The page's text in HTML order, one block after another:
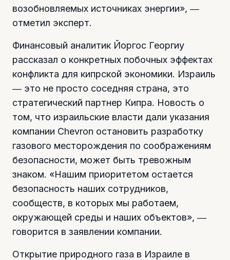
возобновляемых источниках энергии», ―
отметил эксперт.
Финансовый аналитик Йоргос Георгиу
рассказал о конкретных побочных эффектах
конфликта для кипрской экономики. Израиль
― это не просто соседняя страна, это
стратегический партнер Кипра. Новость о
том, что израильские власти дали указания
компании Chevron остановить разработку
газового месторождения по соображениям
безопасности, может быть тревожным
знаком. «Нашим приоритетом остается
безопасность наших сотрудников,
сообществ, в которых мы работаем,
окружающей среды и наших объектов», ―
говорится в заявлении компании.
Открытие природного газа в Израиле в